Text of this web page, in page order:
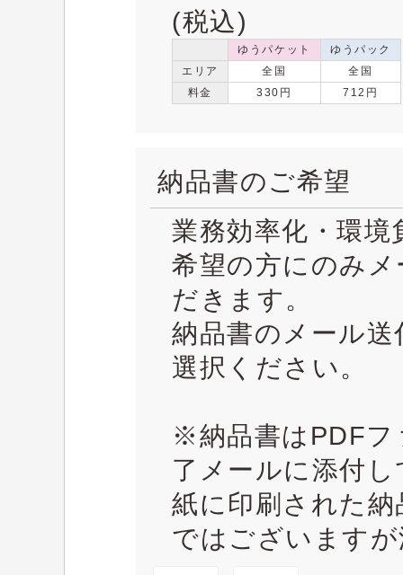
(税込)
ゆうパケット
ゆうパック
エリア
全国
全国
料金
330円 712円
納品書のご希望
業務効率化・環
希望の方にのみ
だきます。
納品書のメール
選択ください。
※納品書はPDFフ
了メールに添付
紙に印刷された
ではございます